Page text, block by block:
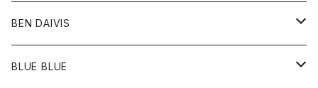
バッグ
ポーチ
トップス
Ｔシャツ
BEN DAIVIS
ポトム
BLUE BLUE